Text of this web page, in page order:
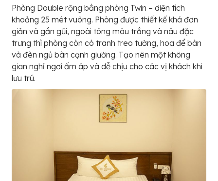
Phòng Double rộng bằng phòng Twin – diện tích
khoảng 25 mét vuông. Phòng được thiết kế khá đơn
giản và gần gũi, ngoài tông màu trắng và nâu đặc
trưng thì phòng còn có tranh treo tường, hoa để bàn
và đèn ngủ bàn cạnh giường. Tạo nên một không
gian nghỉ ngơi ấm áp và dễ chịu cho các vị khách khi
lưu trú.